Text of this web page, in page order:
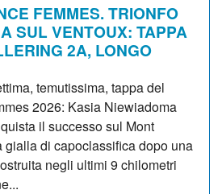
FEMMES. TRIONFO
SUL VENTOUX: TAPPA
2A, LONGO
temutissima, tappa del
2026: Kasia Niewiadoma
il successo sul Mont
gialla di capoclassifica dopo una
negli ultimi 9 chilometri